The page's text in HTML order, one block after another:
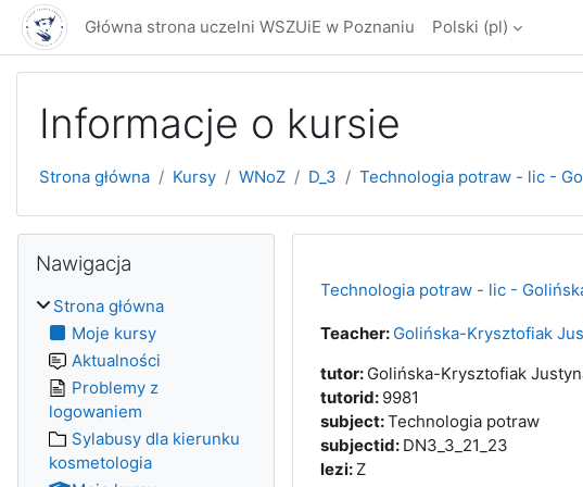
Przejdź do głównej zawartości
Główna strona uczelni WSZUiE w Poznaniu Polski ‎(pl)‎
Informacje o kursie
Strona główna Kursy WNoZ D_3 Technologia potraw - lic -
Technologia potraw - lic -
Teacher: Golińska-Krysztofiak
tutor: Golińska-Krysztofiak
tutorid: 9981
subject:Technologia potraw
subjectid: DN3_3_21_23
lezi: Z
Bloki
Nawigacja
Strona główna
Moje kursy
Aktualności
Problemy z
logowaniem
Sylabusy dla kierunku
kosmetologia